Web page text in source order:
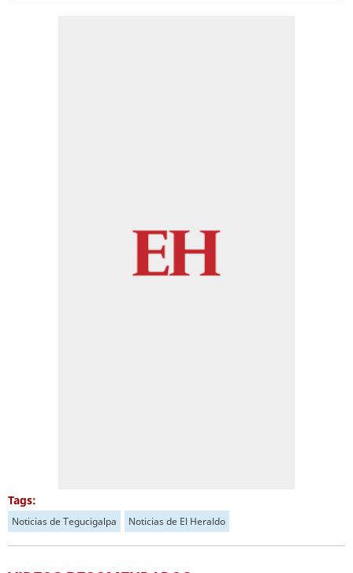
Tags:
Noticias de Tegucigalpa Noticias de El Heraldo